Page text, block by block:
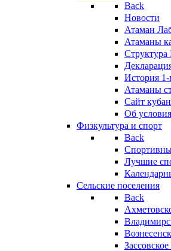
Back
Новости
Атаман
Атаманы
История 1-
Атаманы
Cайт
Об
Физкультура и спорт
Back
Лучшие
Сельские поселения
Back
Зассовское